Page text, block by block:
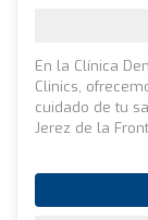
En la Clínica
Clinics,
cuidado de tu
Jerez de la